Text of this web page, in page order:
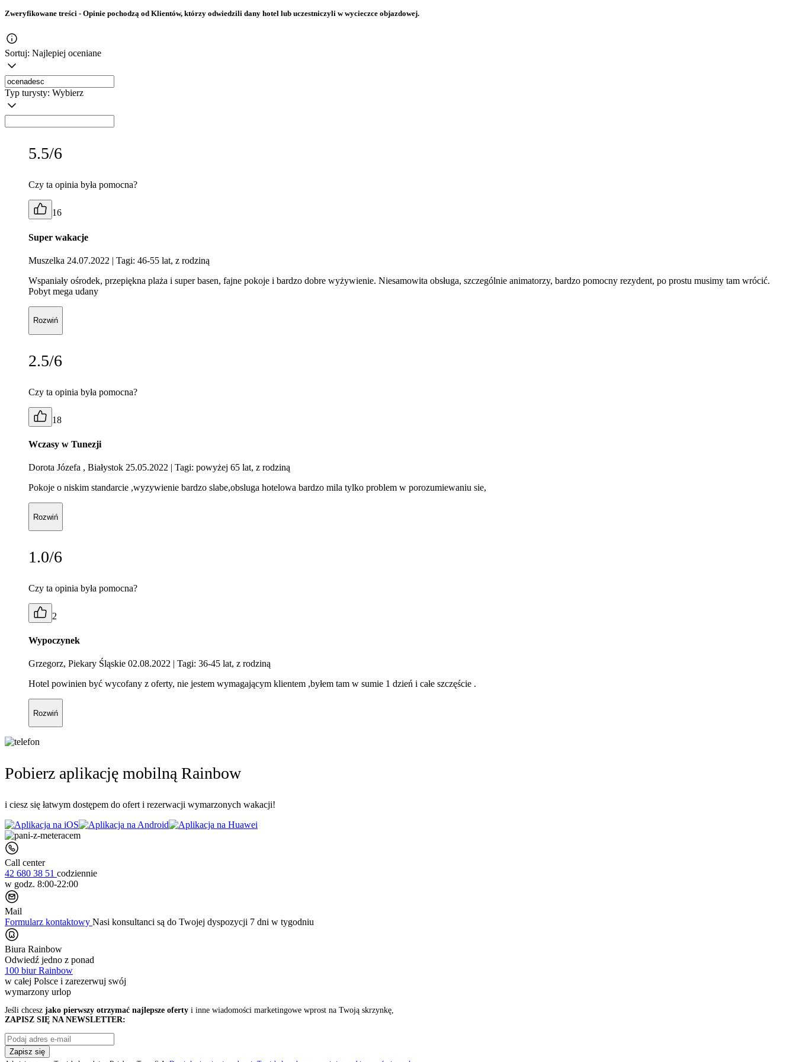
Zweryfikowane treści - Opinie pochodzą od Klientów, którzy odwiedzili dany hotel lub uczestniczyli w wycieczce objazdowej.
Sortuj: Najlepiej oceniane
Typ turysty: Wybierz
5.5/6
Czy ta opinia była pomocna?
16
Super wakacje
Muszelka 24.07.2022 | Tagi: 46-55 lat, z rodziną
Wspaniały ośrodek, przepiękna plaża i super basen, fajne pokoje i bardzo dobre wyżywienie. Niesamowita obsługa, szczególnie animatorzy, bardzo pomocny rezydent, po prostu musimy tam wrócić.
Pobyt mega udany
Rozwiń
2.5/6
Czy ta opinia była pomocna?
18
Wczasy w Tunezji
Dorota Józefa , Białystok 25.05.2022 | Tagi: powyżej 65 lat, z rodziną
Pokoje o niskim standarcie ,wyzywienie bardzo slabe,obsluga hotelowa bardzo mila tylko problem w porozumiewaniu sie,
Rozwiń
1.0/6
Czy ta opinia była pomocna?
2
Wypoczynek
Grzegorz, Piekary Śląskie 02.08.2022 | Tagi: 36-45 lat, z rodziną
Hotel powinien być wycofany z oferty, nie jestem wymagającym klientem ,byłem tam w sumie 1 dzień i całe szczęście .
Rozwiń
Pobierz aplikację mobilną Rainbow
i ciesz się łatwym dostępem do ofert i rezerwacji wymarzonych wakacji!
Call center
42 680 38 51 codziennie
w godz. 8:00-22:00
Mail
Formularz kontaktowy Nasi konsultanci są do Twojej dyspozycji 7 dni w tygodniu
Biura Rainbow
Odwiedź jedno z ponad
100 biur Rainbow
w całej Polsce i zarezerwuj swój
wymarzony urlop
Jeśli chcesz jako pierwszy otrzymać najlepsze oferty i inne wiadomości marketingowe wprost na Twoją skrzynkę,
ZAPISZ SIĘ NA NEWSLETTER:
Zapisz się